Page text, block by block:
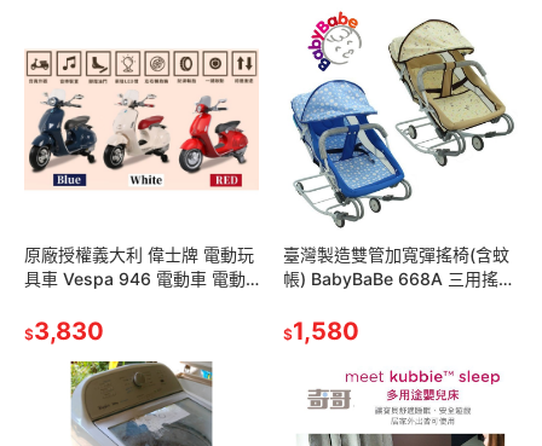
原廠授權義大利 偉士牌 電動玩
具車 Vespa 946 電動車 電動
電器 電池 電瓶 充電線
$3,830
臺灣製造雙管加寬彈搖椅(含蚊
帳) BabyBaBe 668A 三用搖
$1,580